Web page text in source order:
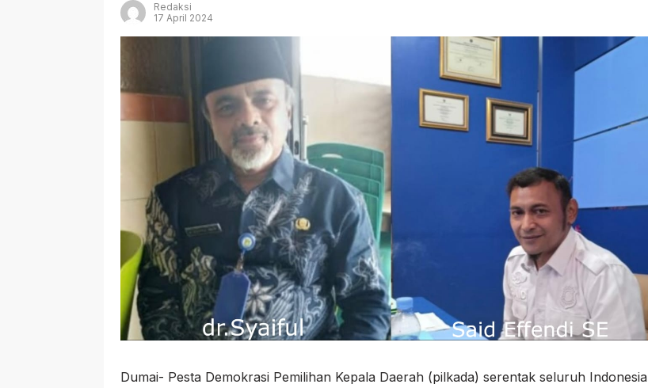
Redaksi
17 April 2024
Dumai- Pesta Demokrasi Pemilihan Kepala Daerah (pilkada) serentak seluruh Indonesia